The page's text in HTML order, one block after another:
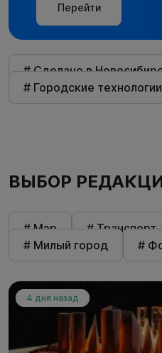
Перейти
# Сделано в
# Городские технологии
ВЫБОР
# Мэр # Транспорт
# Милый город
#
4 дня назад